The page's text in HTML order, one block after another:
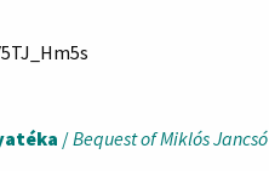
/Bequest of Miklós Jancsó